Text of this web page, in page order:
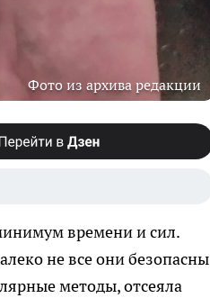
Фото из архива редакции
времени и сил.
не все они безопасны
методы, отсеяла